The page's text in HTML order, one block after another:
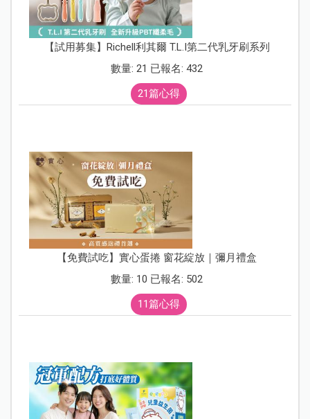
【試用募集】Richell利其爾 T.L.I第二代乳牙刷系列
數量: 21 已報名: 432
21篇心得
【免費試吃】實心蛋捲 窗花綻放｜彌月禮盒
數量: 10 已報名: 502
11篇心得